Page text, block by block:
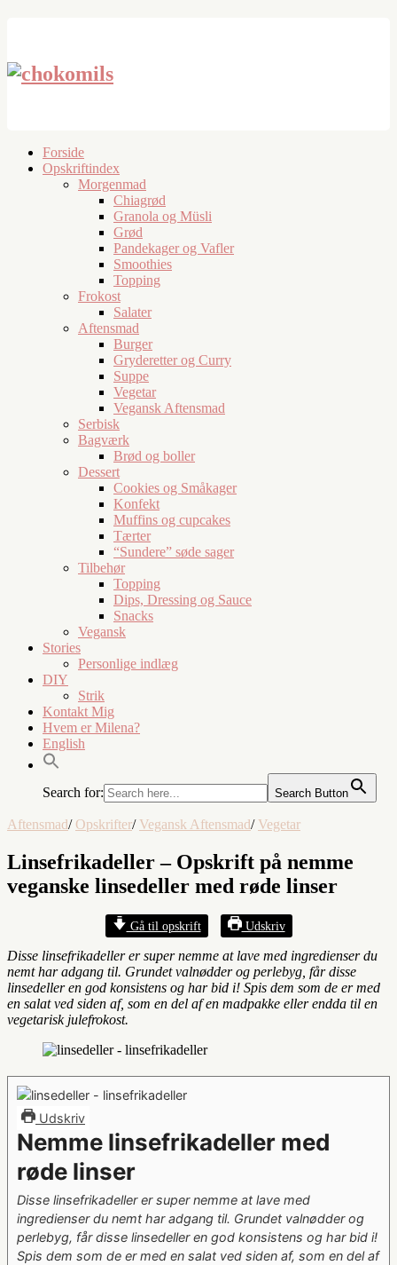
Forside
Opskriftindex
Morgenmad
Chiagrød
Granola og Müsli
Grød
Pandekager og Vafler
Smoothies
Topping
Frokost
Salater
Aftensmad
Burger
Gryderetter og Curry
Suppe
Vegetar
Vegansk Aftensmad
Serbisk
Bagværk
Brød og boller
Dessert
Cookies og Småkager
Konfekt
Muffins og cupcakes
Tærter
“Sundere” søde sager
Tilbehør
Topping
Dips, Dressing og Sauce
Snacks
Vegansk
Stories
Personlige indlæg
DIY
Strik
Kontakt Mig
Hvem er Milena?
English
Search for: Search Button
Aftensmad/ Opskrifter/ Vegansk Aftensmad/ Vegetar
Linsefrikadeller – Opskrift på nemme
veganske linsedeller med røde linser
Gå til opskrift Udskriv
Disse linsefrikadeller er super nemme at lave med ingredienser du
nemt har adgang til. Grundet valnødder og perlebyg, får disse
linsedeller en god konsistens og har bid i! Spis dem som de er med
en salat ved siden af, som en del af en madpakke eller endda til en
vegetarisk julefrokost.
Udskriv
Nemme linsefrikadeller med
røde linser
Disse linsefrikadeller er super nemme at lave med
ingredienser du nemt har adgang til. Grundet valnødder og
perlebyg, får disse linsedeller en god konsistens og har bid i!
Spis dem som de er med en salat ved siden af, som en del af